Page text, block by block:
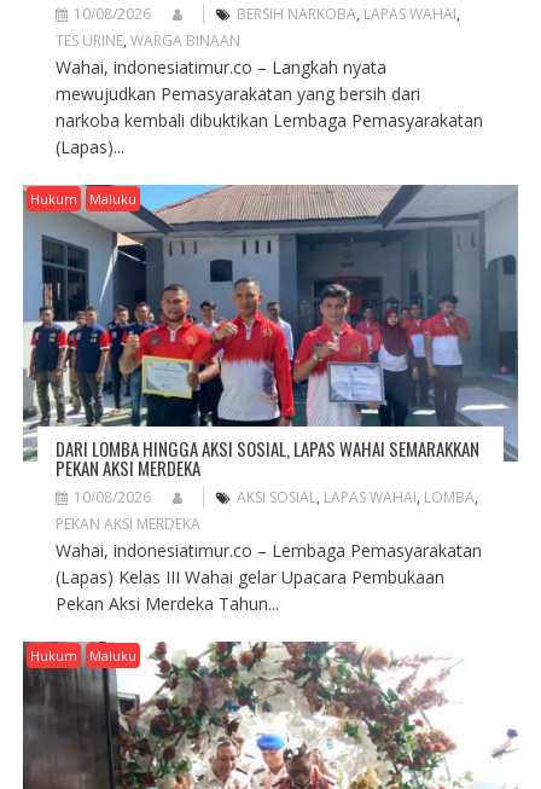
10/08/2026 BERSIH NARKOBA, LAPAS WAHAI,
TES URINE, WARGA BINAAN
Wahai, indonesiatimur.co – Langkah nyata
mewujudkan Pemasyarakatan yang bersih dari
narkoba kembali dibuktikan Lembaga Pemasyarakatan
(Lapas)...
Hukum Maluku
DARI LOMBA HINGGA AKSI SOSIAL, LAPAS WAHAI SEMARAKKAN
PEKAN AKSI MERDEKA
10/08/2026 AKSI SOSIAL, LAPAS WAHAI, LOMBA,
PEKAN AKSI MERDEKA
Wahai, indonesiatimur.co – Lembaga Pemasyarakatan
(Lapas) Kelas III Wahai gelar Upacara Pembukaan
Pekan Aksi Merdeka Tahun...
Hukum Maluku